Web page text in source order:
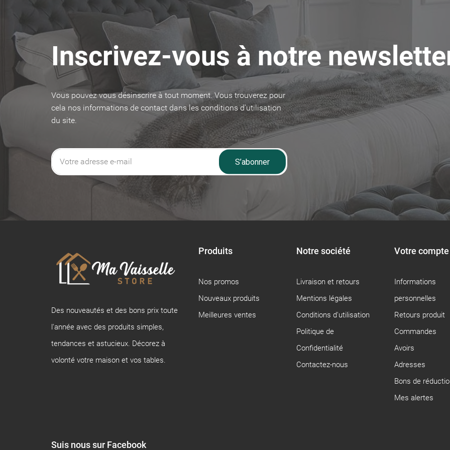
Inscrivez-vous à notre
Vous pouvez vous désinscrire à tout moment. Vous trouverez pour
cela nos informations de contact dans les conditions d'utilisation
du site.
S’abonner
Des nouveautés et des bons prix toute
l'année avec des produits simples,
tendances et astucieux. Décorez à
volonté votre maison et vos tables.
Produits
Nos promos
Nouveaux produits
Meilleures ventes
Notre société
Livraison et retours
Mentions légales
Conditions d'utilisation
Politique de
Confidentialité
Contactez-nous
Votre compte
Informations
personnelles
Retours produit
Commandes
Avoirs
Adresses
Bons de
Mes alertes
Suis nous sur Facebook